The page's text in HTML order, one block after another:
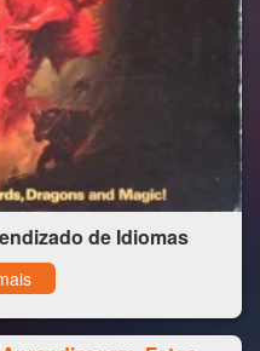
de Idiomas